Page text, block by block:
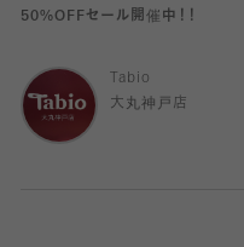
50%OFFセール開催中！！
Tabio
大丸神戸店